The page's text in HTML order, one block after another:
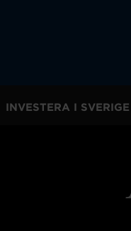
INVESTERA I SVERIGE